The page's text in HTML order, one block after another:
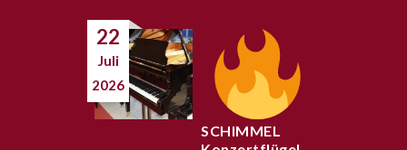
22
Juli
2026
SCHIMMEL